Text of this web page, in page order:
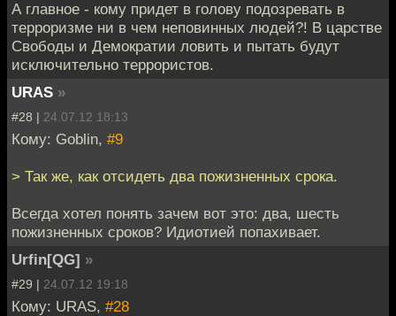
А главное - кому придет в голову подозревать в
терроризме ни в чем неповинных людей?! В царстве
Свободы и Демократии ловить и пытать будут
исключительно террористов.
URAS »
#28 | 24.07.12 18:13
Кому: Goblin, #9
> Так же, как отсидеть два пожизненных срока.
Всегда хотел понять зачем вот это: два, шесть
пожизненных сроков? Идиотией попахивает.
Urfin[QG] »
#29 | 24.07.12 19:18
Кому: URAS, #28